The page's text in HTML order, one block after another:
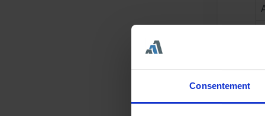
Consentement